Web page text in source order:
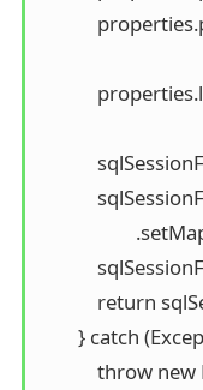
return
} catch
throw